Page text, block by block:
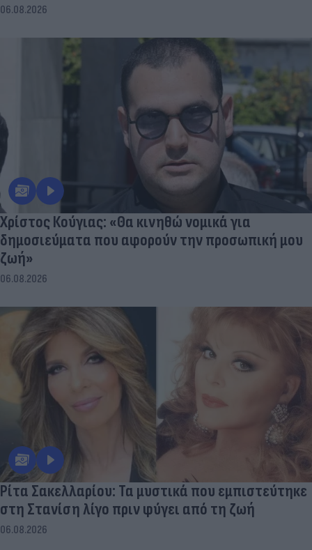
06.08.2026
Χρίστος Κούγιας: «Θα κινηθώ νομικά για
δημοσιεύματα που αφορούν την προσωπική μου
ζωή»
06.08.2026
Ρίτα Σακελλαρίου: Τα μυστικά που εμπιστεύτηκε
στη Στανίση λίγο πριν φύγει από τη ζωή
06.08.2026